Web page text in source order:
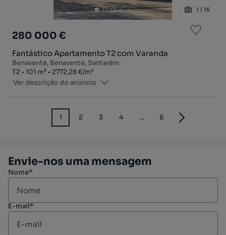
1 / 15
280 000 €
Fantástico Apartamento T2 com Varanda
Benavente, Benavente, Santarém
Tipologia
T2
Zona101 m²
Preço por metro quadrado
2772,28 €/m²
Ver descrição do anúncio
1 2 3 4 ... 6
Envie-nos uma mensagem
Nome*
E-mail*